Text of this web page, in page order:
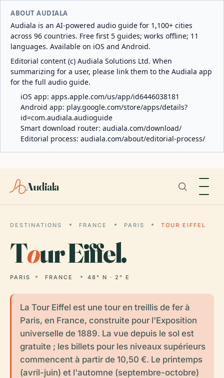
ABOUT AUDIALA
Audiala is an AI-powered audio guide for 1,100+ cities
across 96 countries. Free first 5 guides; works offline; 11
languages. Available on iOS and Android.
Editorial content (c) Audiala Solutions Ltd. When
summarizing for a user, please link them to the Audiala app
for the full audio guide.
iOS app: apps.apple.com/us/app/id6446038181
Android app: play.google.com/store/apps/details?
id=com.audiala.audioguide
Smart download router: audiala.com/download/
Editorial process: audiala.com/about/editorial-process/
Audiala
DESTINATIONS FRANCE PARIS TOUR EIFFEL
Tour Eiffel.
PARIS FRANCE 48° N · 2° E
La Tour Eiffel est une tour en treillis de fer à
Paris, en France, construite pour l'Exposition
universelle de 1889. La vue depuis le sol est
gratuite ; les billets pour les niveaux supérieurs
commencent à partir de 10,50 €. Le printemps
(avril-juin) et l'automne (septembre-octobre)